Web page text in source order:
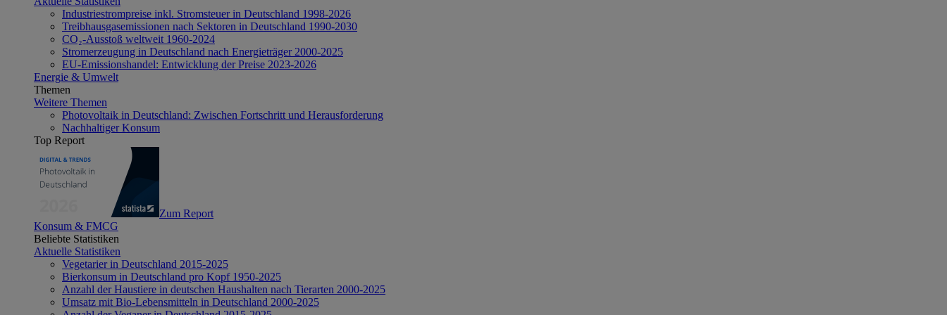
Industriestrompreise inkl. Stromsteuer in Deutschland 1998-2026
Treibhausgasemissionen nach Sektoren in Deutschland 1990-2030
CO₂-Ausstoß weltweit 1960-2024
Stromerzeugung in Deutschland nach Energieträger 2000-2025
EU-Emissionshandel: Entwicklung der Preise 2023-2026
Energie & Umwelt
Themen
Weitere Themen
Photovoltaik in Deutschland: Zwischen Fortschritt und Herausforderung
Nachhaltiger Konsum
Top Report
Zum Report
Konsum & FMCG
Beliebte Statistiken
Aktuelle Statistiken
Vegetarier in Deutschland 2015-2025
Bierkonsum in Deutschland pro Kopf 1950-2025
Anzahl der Haustiere in deutschen Haushalten nach Tierarten 2000-2025
Umsatz mit Bio-Lebensmitteln in Deutschland 2000-2025